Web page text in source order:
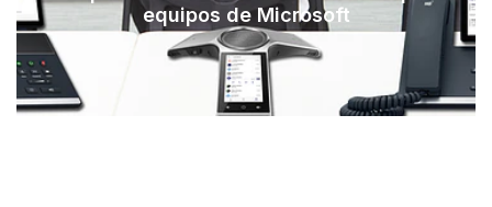
equipos de Microsoft